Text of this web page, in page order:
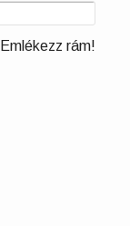
Emlékezz rám!